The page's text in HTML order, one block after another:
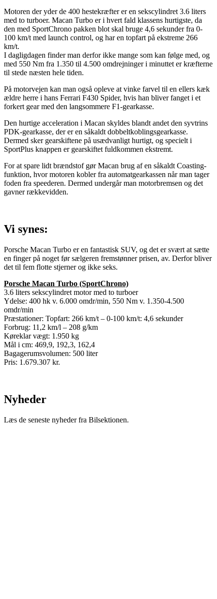
Motoren der yder de 400 hestekræfter er en sekscylindret 3.6 liters
med to turboer. Macan Turbo er i hvert fald klassens hurtigste, da
den med SportChrono pakken blot skal bruge 4,6 sekunder fra 0-
100 km/t med launch control, og har en topfart på ekstreme 266
km/t.
I dagligdagen finder man derfor ikke mange som kan følge med, og
med 550 Nm fra 1.350 til 4.500 omdrejninger i minuttet er kræfterne
til stede næsten hele tiden.
På motorvejen kan man også opleve at vinke farvel til en ellers kæk
ældre herre i hans Ferrari F430 Spider, hvis han bliver fanget i et
forkert gear med den langsommere F1-gearkasse.
Den hurtige acceleration i Macan skyldes blandt andet den syvtrins
PDK-gearkasse, der er en såkaldt dobbeltkoblingsgearkasse.
Dermed sker gearskiftene på usædvanligt hurtigt, og specielt i
SportPlus knappen er gearskiftet fuldkommen ekstremt.
For at spare lidt brændstof gør Macan brug af en såkaldt Coasting-
funktion, hvor motoren kobler fra automatgearkassen når man tager
foden fra speederen. Dermed undergår man motorbremsen og det
gavner rækkevidden.
Vi synes:
Porsche Macan Turbo er en fantastisk SUV, og det er svært at sætte
en finger på noget før sælgeren fremstønner prisen, av. Derfor bliver
det til fem flotte stjerner og ikke seks.
Porsche Macan Turbo (SportChrono)
3.6 liters sekscylindret motor med to turboer
Ydelse: 400 hk v. 6.000 omdr/min, 550 Nm v. 1.350-4.500
omdr/min
Præstationer: Topfart: 266 km/t – 0-100 km/t: 4,6 sekunder
Forbrug: 11,2 km/l – 208 g/km
Køreklar vægt: 1.950 kg
Mål i cm: 469,9, 192,3, 162,4
Bagagerumsvolumen: 500 liter
Pris: 1.679.307 kr.
Nyheder
Læs de seneste nyheder fra Bilsektionen.